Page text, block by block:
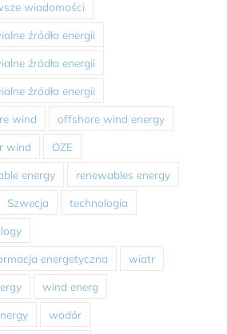
wiadomości
źródła energii
źródła energii
źródła energii
wind offshore wind energy
wind OZE
energy renewables energy
Szwecja technologia
energetyczna wiatr
wind energ
wodór